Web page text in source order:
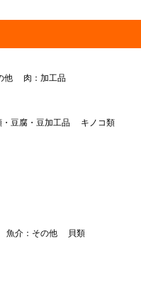
他 肉：加工品
・豆腐・豆加工品
キノコ類
魚介：その他 貝類